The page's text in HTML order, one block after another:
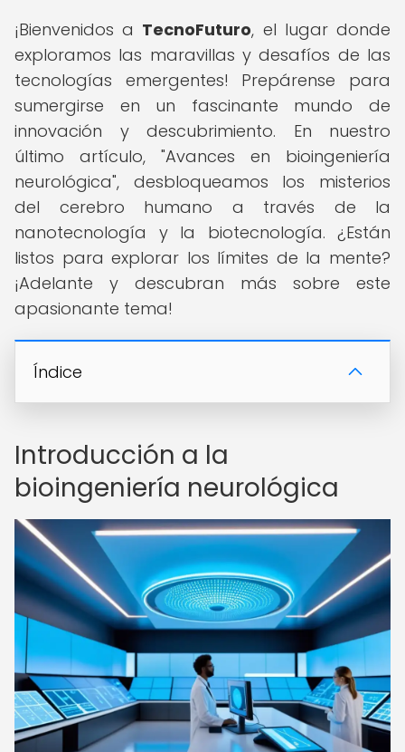
¡Bienvenidos a TecnoFuturo, el lugar donde
exploramos las maravillas y desafíos de las
tecnologías emergentes! Prepárense para
sumergirse en un fascinante mundo de
innovación y descubrimiento. En nuestro
último artículo, "Avances en bioingeniería
neurológica", desbloqueamos los misterios
del cerebro humano a través de la
nanotecnología y la biotecnología. ¿Están
listos para explorar los límites de la mente?
¡Adelante y descubran más sobre este
apasionante tema!
Índice
Introducción a la
bioingeniería neurológica